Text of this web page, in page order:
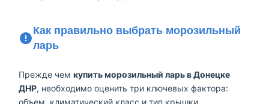
Как правильно выбрать морозильный
ларь
Прежде чем купить морозильный ларь в Донецке
ДНР, необходимо оценить три ключевых фактора:
объем, климатический класс и тип крышки.